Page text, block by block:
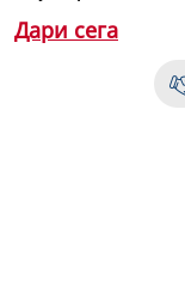
Дари сега